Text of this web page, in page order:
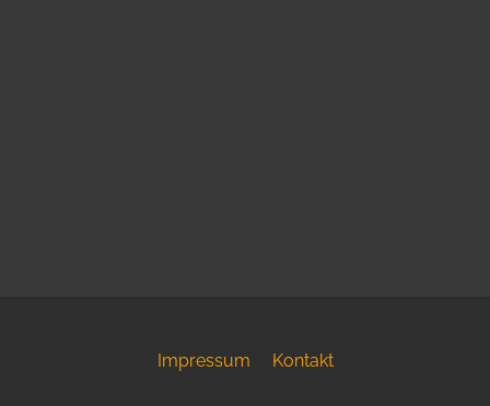
Impressum Kontakt